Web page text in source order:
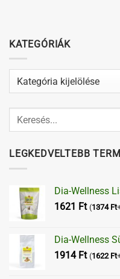
KATEGÓRIÁK
Kategóriák
LEGKEDVELTEBB
Dia-Wellness
1621 Ft (1374 Ft
Dia-Wellness
1914 Ft (1622 Ft